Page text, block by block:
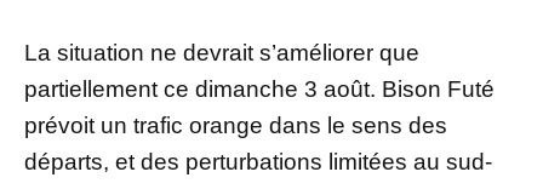
La situation ne devrait s’améliorer que
partiellement ce dimanche 3 août. Bison Futé
prévoit un trafic orange dans le sens des
départs, et des perturbations limitées au sud-